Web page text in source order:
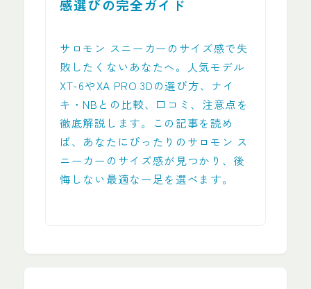
感選びの完全ガイド
サロモン スニーカーのサイズ感で失
敗したくないあなたへ。人気モデル
XT-6やXA PRO 3Dの選び方、ナイ
キ・NBとの比較、口コミ、注意点を
徹底解説します。この記事を読め
ば、あなたにぴったりのサロモン ス
ニーカーのサイズ感が見つかり、後
悔しない最適な一足を選べます。